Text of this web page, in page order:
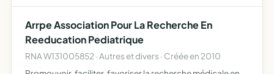
Arrpe Association Pour La Recherche En
Reeducation Pediatrique
RNA W131005852 · Autres et divers · Créée en 2010